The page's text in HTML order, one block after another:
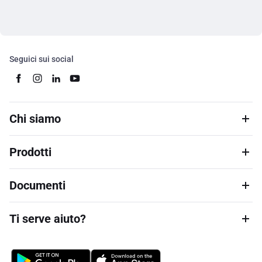
Seguici sui social
Chi siamo
Prodotti
Documenti
Ti serve aiuto?